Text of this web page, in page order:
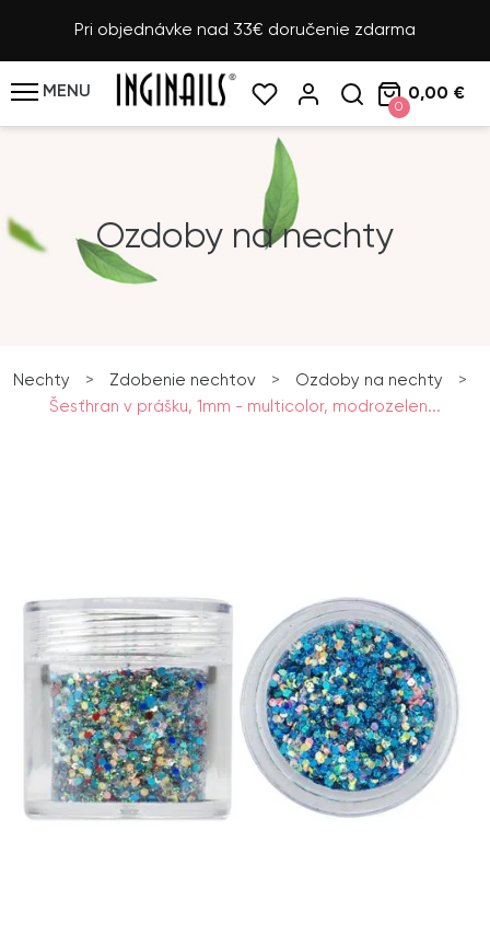
Pri objednávke nad 33€ doručenie zdarma
MENU
0
0,00 €
Ozdoby na nechty
Nechty > Zdobenie nechtov > Ozdoby na nechty
>
Šesťhran v prášku, 1mm - multicolor, modrozelen...